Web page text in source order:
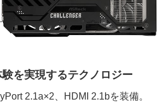
を実現するテクノロジー
2.1a×2、HDMI 2.1bを装備。